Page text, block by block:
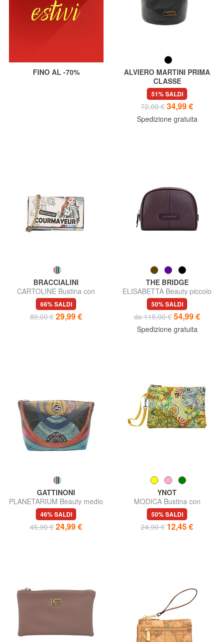
FINO AL -70%
ALVIERO MARTINI PRIMA
CLASSE
GEO Beauty a sacchetto
51% SALDI
72,00 € 34,99 €
Spedizione gratuita
BRACCIALINI
CARTOLINE Bustina con
moschettone
66% SALDI
89,00 € 29,99 €
THE BRIDGE
ELISABETTA Beauty piccolo
in pelle
50% SALDI
da 115,00 € 54,99 €
Spedizione gratuita
GATTINONI
PLANETARIUM Beauty medio
46% SALDI
45,90 € 24,99 €
YNOT
MODICA Bustina con
polsierina
50% SALDI
24,90 € 12,45 €